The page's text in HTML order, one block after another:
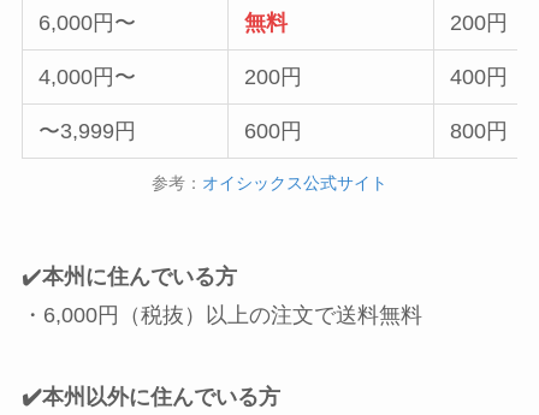
6,000円〜 無料 200円
4,000円〜 200円 400円
〜3,999円 600円 800円
参考： オイシックス公式サイト
✔️本州に住んでいる方
・6,000円（税抜）以上の注文で送料無料
✔️本州以外に住んでいる方